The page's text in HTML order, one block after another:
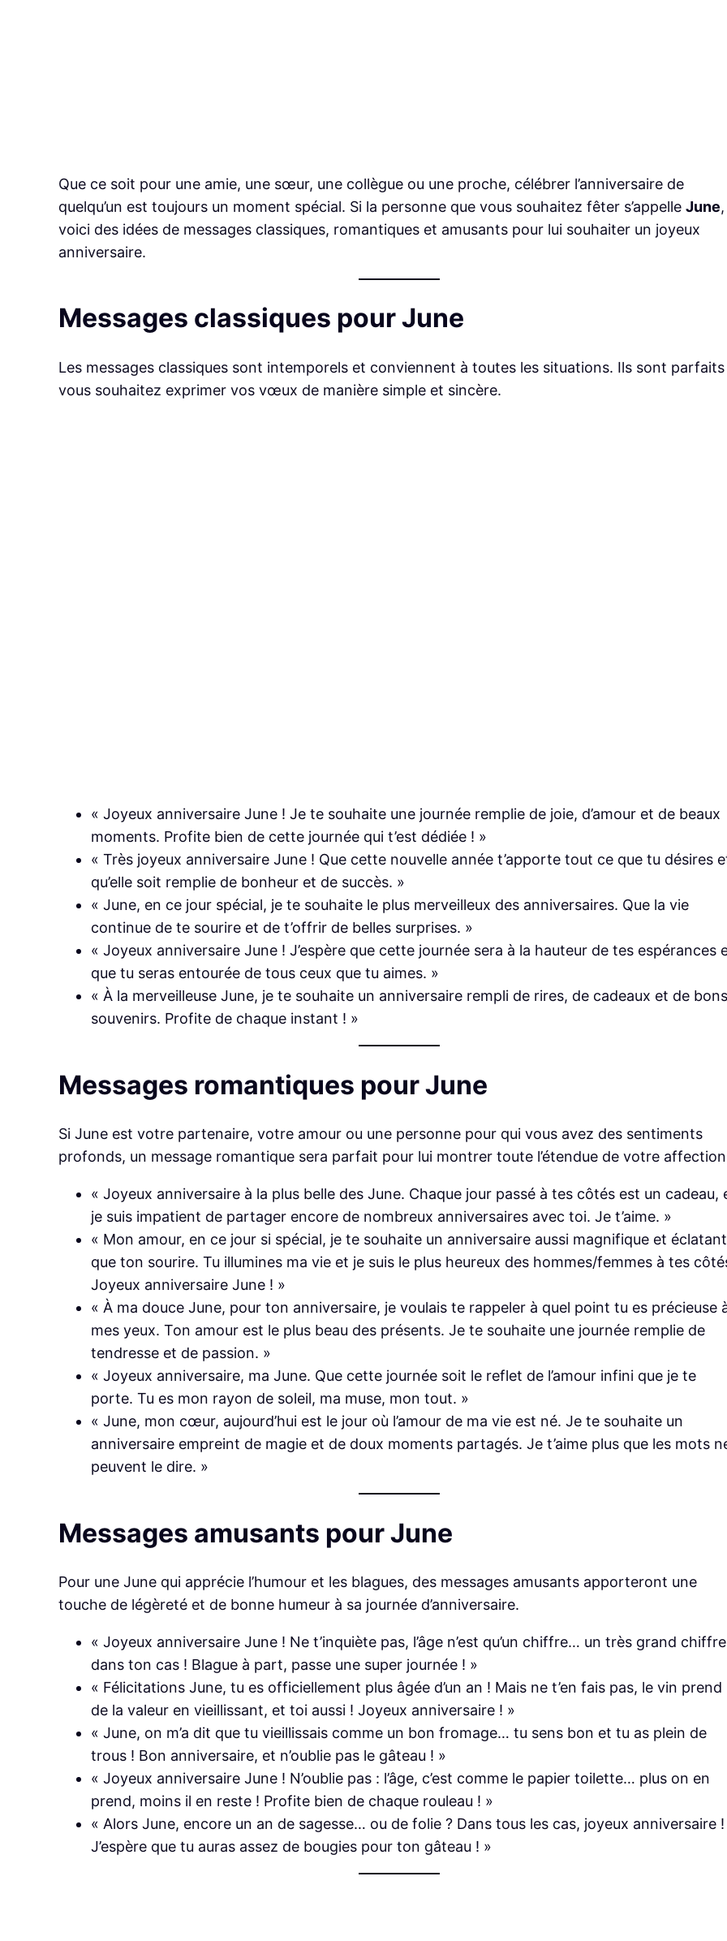
Que ce soit pour une amie, une sœur, une collègue ou une proche, célébrer l’anniversaire de
quelqu’un est toujours un moment spécial. Si la personne que vous souhaitez fêter s’appelle June,
voici des idées de messages classiques, romantiques et amusants pour lui souhaiter un joyeux
anniversaire.
Messages classiques pour June
Les messages classiques sont intemporels et conviennent à toutes les situations. Ils sont parfaits
vous souhaitez exprimer vos vœux de manière simple et sincère.
« Joyeux anniversaire June ! Je te souhaite une journée remplie de joie, d’amour et de beaux
moments. Profite bien de cette journée qui t’est dédiée ! »
« Très joyeux anniversaire June ! Que cette nouvelle année t’apporte tout ce que tu désires
qu’elle soit remplie de bonheur et de succès. »
« June, en ce jour spécial, je te souhaite le plus merveilleux des anniversaires. Que la vie
continue de te sourire et de t’offrir de belles surprises. »
« Joyeux anniversaire June ! J’espère que cette journée sera à la hauteur de tes espérances
que tu seras entourée de tous ceux que tu aimes. »
« À la merveilleuse June, je te souhaite un anniversaire rempli de rires, de cadeaux et de bons
souvenirs. Profite de chaque instant ! »
Messages romantiques pour June
Si June est votre partenaire, votre amour ou une personne pour qui vous avez des sentiments
profonds, un message romantique sera parfait pour lui montrer toute l’étendue de votre
« Joyeux anniversaire à la plus belle des June. Chaque jour passé à tes côtés est un cadeau,
je suis impatient de partager encore de nombreux anniversaires avec toi. Je t’aime. »
« Mon amour, en ce jour si spécial, je te souhaite un anniversaire aussi magnifique et éclatant
que ton sourire. Tu illumines ma vie et je suis le plus heureux des hommes/femmes à tes
Joyeux anniversaire June ! »
« À ma douce June, pour ton anniversaire, je voulais te rappeler à quel point tu es précieuse
mes yeux. Ton amour est le plus beau des présents. Je te souhaite une journée remplie de
tendresse et de passion. »
« Joyeux anniversaire, ma June. Que cette journée soit le reflet de l’amour infini que je te
porte. Tu es mon rayon de soleil, ma muse, mon tout. »
« June, mon cœur, aujourd’hui est le jour où l’amour de ma vie est né. Je te souhaite un
anniversaire empreint de magie et de doux moments partagés. Je t’aime plus que les mots
peuvent le dire. »
Messages amusants pour June
Pour une June qui apprécie l’humour et les blagues, des messages amusants apporteront une
touche de légèreté et de bonne humeur à sa journée d’anniversaire.
« Joyeux anniversaire June ! Ne t’inquiète pas, l’âge n’est qu’un chiffre… un très grand chiffre
dans ton cas ! Blague à part, passe une super journée ! »
« Félicitations June, tu es officiellement plus âgée d’un an ! Mais ne t’en fais pas, le vin prend
de la valeur en vieillissant, et toi aussi ! Joyeux anniversaire ! »
« June, on m’a dit que tu vieillissais comme un bon fromage… tu sens bon et tu as plein de
trous ! Bon anniversaire, et n’oublie pas le gâteau ! »
« Joyeux anniversaire June ! N’oublie pas : l’âge, c’est comme le papier toilette… plus on en
prend, moins il en reste ! Profite bien de chaque rouleau ! »
« Alors June, encore un an de sagesse… ou de folie ? Dans tous les cas, joyeux anniversaire !
J’espère que tu auras assez de bougies pour ton gâteau ! »